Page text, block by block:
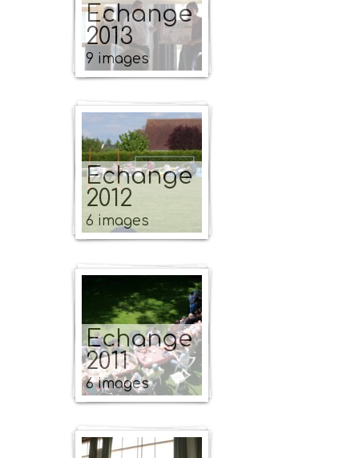
Echange
2013
9 images
Echange
2012
6 images
Echange
2011
6 images